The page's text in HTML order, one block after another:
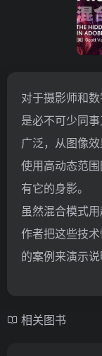
对于摄影师和
是必不可少同
广泛，从图像
使用高动态范
有它的身影。
虽然混合模式
作者把这些技
的案例来演示说
相关图书